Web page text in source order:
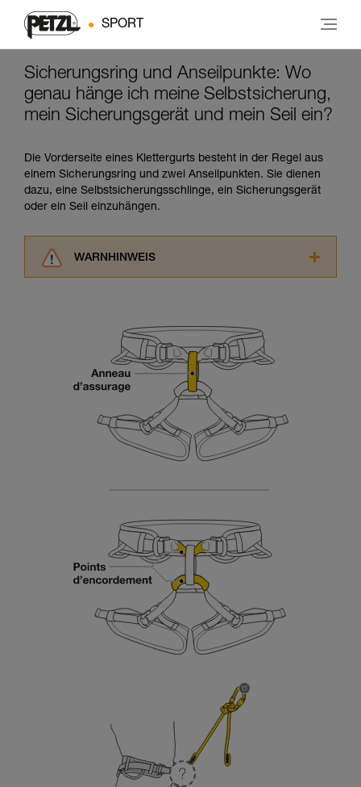
SPORT
Sicherungsring und Anseilpunkte: Wo
genau hänge ich meine Selbstsicherung,
mein Sicherungsgerät und mein Seil ein?
Die Vorderseite eines Klettergurts besteht in der Regel aus
einem Sicherungsring und zwei Anseilpunkten. Sie dienen
dazu, eine Selbstsicherungsschlinge, ein Sicherungsgerät
oder ein Seil einzuhängen.
WARNHINWEIS
ziehen. Um diese Zusatzinformationen
verstehen zu können, müssen Sie zuerst die in
der Gebrauchsanweisung enthaltenen
Informationen richtig verstanden haben.
Die Beherrschung dieser Techniken setzt eine
entsprechende Ausbildung und ein spezielles
Training voraus. Prüfen Sie zusammen mit
einem Profi, ob Sie in der Lage sind, den
Vorgang alleine sicher zu wiederholen, bevor
noch andere Techniken, die hier nicht
beschrieben werden.